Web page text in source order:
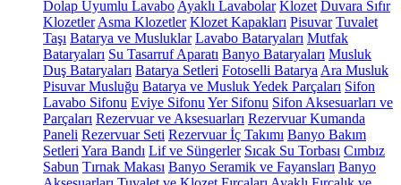
Dolap Uyumlu Lavabo Ayaklı Lavabolar Klozet Duvara Sıfır
Klozetler Asma Klozetler Klozet Kapakları Pisuvar Tuvalet
Taşı Batarya ve Musluklar Lavabo Bataryaları Mutfak
Bataryaları Su Tasarruf Aparatı Banyo Bataryaları Musluk
Duş Bataryaları Batarya Setleri Fotoselli Batarya Ara Musluk
Pisuvar Musluğu Batarya ve Musluk Yedek Parçaları Sifon
Lavabo Sifonu Eviye Sifonu Yer Sifonu Sifon Aksesuarları ve
Parçaları Rezervuar ve Aksesuarları Rezervuar Kumanda
Paneli Rezervuar Seti Rezervuar İç Takımı Banyo Bakım
Setleri Yara Bandı Lif ve Süngerler Sıcak Su Torbası Cımbız
Sabun Tırnak Makası Banyo Seramik ve Fayansları Banyo